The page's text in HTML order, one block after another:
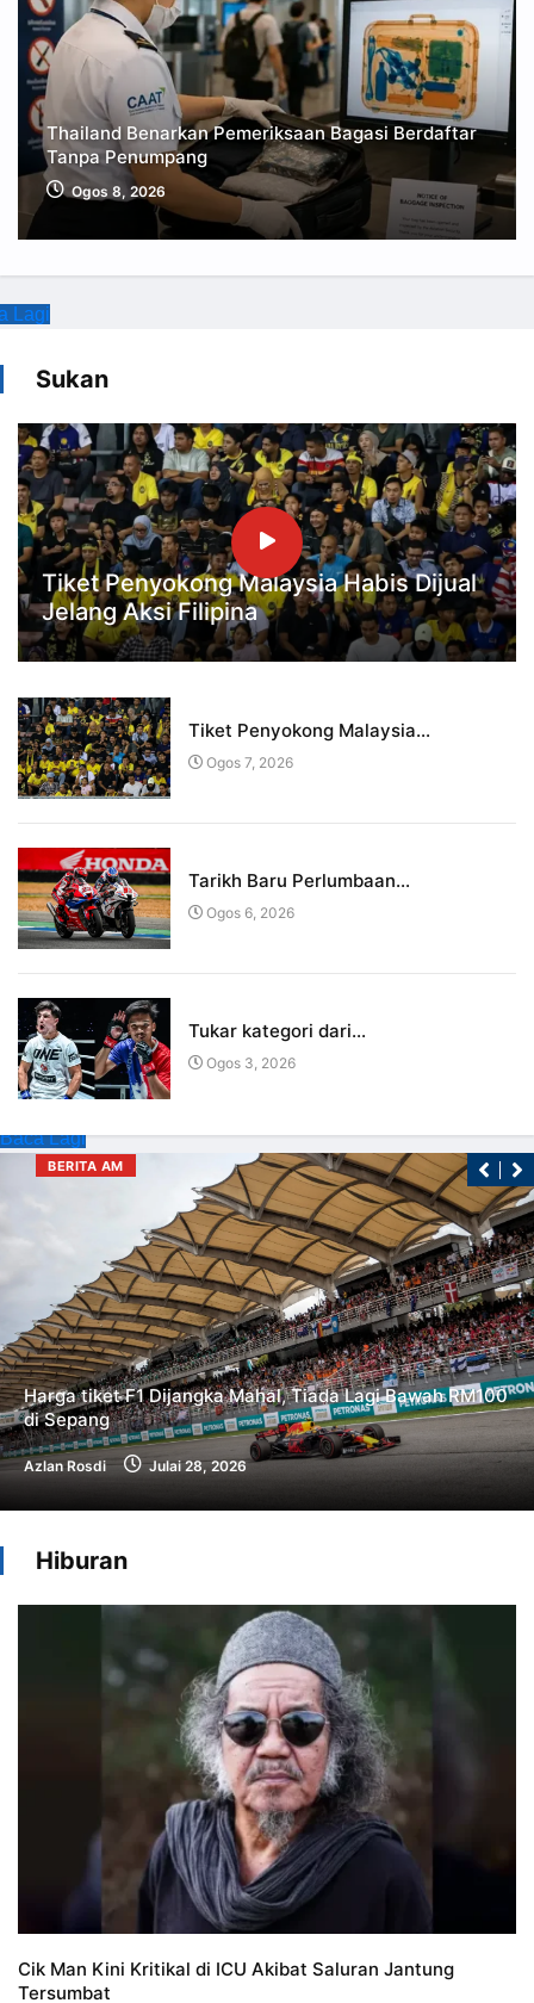
Thailand Benarkan Pemeriksaan Bagasi Berdaftar
Tanpa Penumpang
Ogos 8, 2026
Lagi
Sukan
Tiket Penyokong Malaysia Habis Dijual
Jelang Aksi Filipina
Tiket Penyokong Malaysia...
Ogos 7, 2026
Tarikh Baru Perlumbaan...
Ogos 6, 2026
Tukar kategori dari...
Ogos 3, 2026
Baca Lagi
BERITA AM
Harga tiket F1 Dijangka Mahal, Tiada Lagi Bawah RM100
di Sepang
Azlan Rosdi Julai 28, 2026
Hiburan
Cik Man Kini Kritikal di ICU Akibat Saluran Jantung
Tersumbat